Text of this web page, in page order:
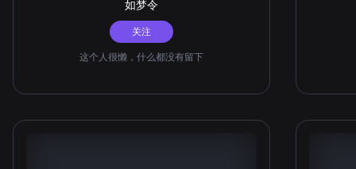
如梦令
关注
这个人很懒，什么都没有留下